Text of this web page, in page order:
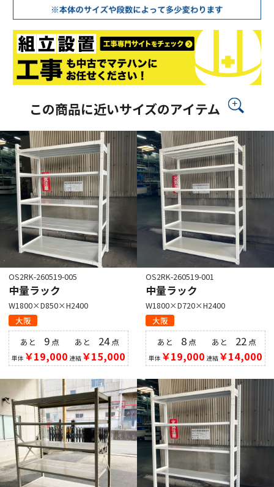
この商品に近いサイズのアイテム
OS2RK-260519-005
中量ラック
W1800×D850×H2400
大阪
あと 9 点
単体 ￥19,000
あと 24点
連結￥15,000
OS2RK-260519-001
中量ラック
W1800×D720×H2400
大阪
あと 8 点
単体 ￥19,000
あと 22 点
連結￥14,000